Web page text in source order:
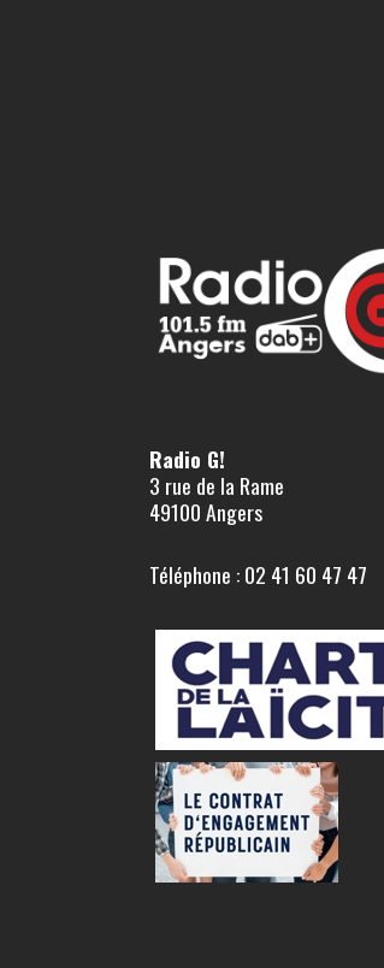
Radio G!
3 rue de la Rame
49100 Angers
Téléphone : 02 41 60 47 47